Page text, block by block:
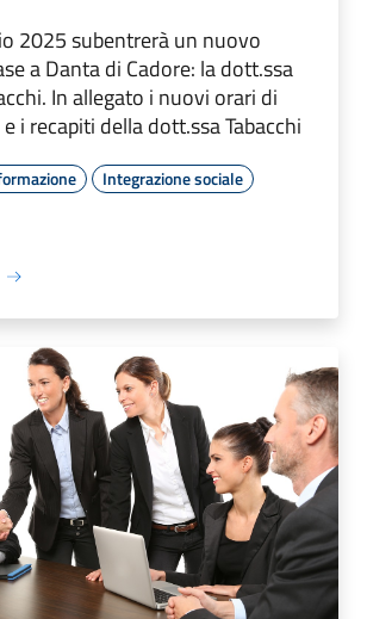
2025 subentrerà un nuovo
a Danta di Cadore: la dott.ssa
In allegato i nuovi orari di
i recapiti della dott.ssa Tabacchi
Integrazione sociale